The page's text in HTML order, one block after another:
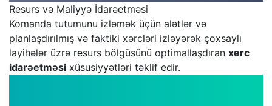
Resurs və Maliyyə İdarəetməsi
Komanda tutumunu izləmək üçün alətlər və
planlaşdırılmış və faktiki xərcləri izləyərək çoxsaylı
layihələr üzrə resurs bölgüsünü optimallaşdıran xərc
idarəetməsi xüsusiyyətləri təklif edir.